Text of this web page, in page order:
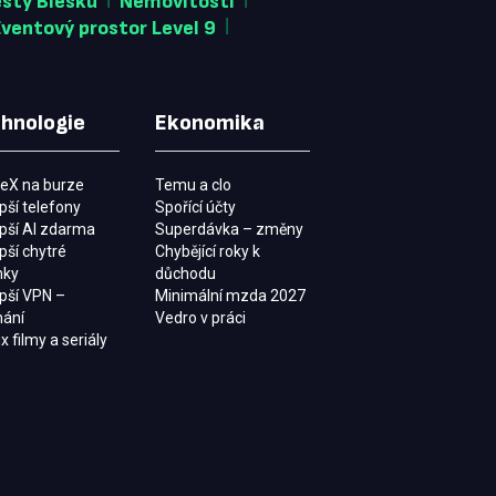
prostor Level 9
na burze
telefony
AI zdarma
chytré
VPN –
filmy a seriály
Ekonomika
Temu a clo
Spořící účty
Superdávka – změny
Chybějící roky k
důchodu
Minimální mzda 2027
Vedro v práci